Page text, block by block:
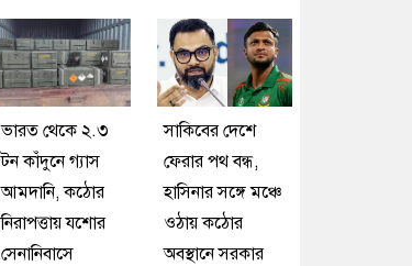
ভারত থেকে ২.৩
টন কাঁদুনে গ্যাস
আমদানি, কঠোর
নিরাপত্তায় যশোর
সেনানিবাসে
সাকিবের দেশে
ফেরার পথ বন্ধ,
হাসিনার সঙ্গে মঞ্চে
ওঠায় কঠোর
অবস্থানে সরকার